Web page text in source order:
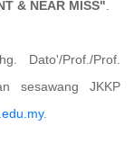
& NEAR MISS"
Dato'/Prof./Prof.
sesawang JKKP
.